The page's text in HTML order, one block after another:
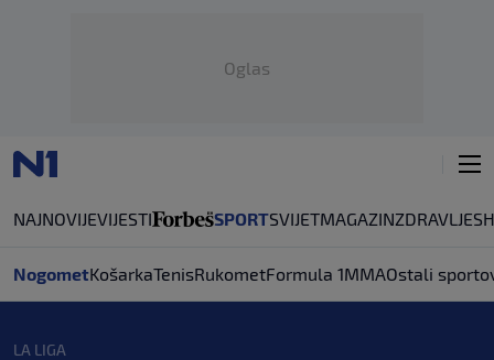
Oglas
NAJNOVIJEVIJESTI SPORTSVIJETMAGAZINZDRAVLJE
NogometKošarkaTenisRukometFormula 1MMAOstali
LA LIGA